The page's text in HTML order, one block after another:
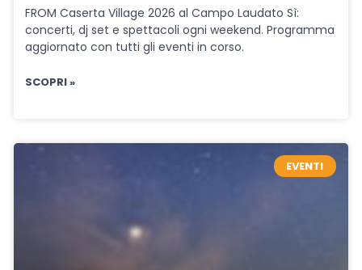
FROM Caserta Village 2026 al Campo Laudato Sì:
concerti, dj set e spettacoli ogni weekend. Programma
aggiornato con tutti gli eventi in corso.
SCOPRI »
EVENTI